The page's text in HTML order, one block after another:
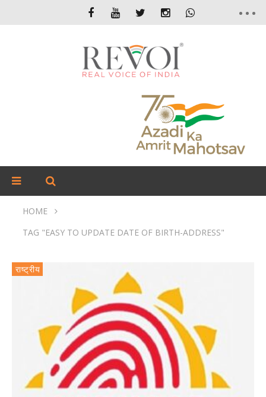
HOME
TAG "EASY TO UPDATE DATE OF BIRTH-ADDRESS"
राष्ट्रीय